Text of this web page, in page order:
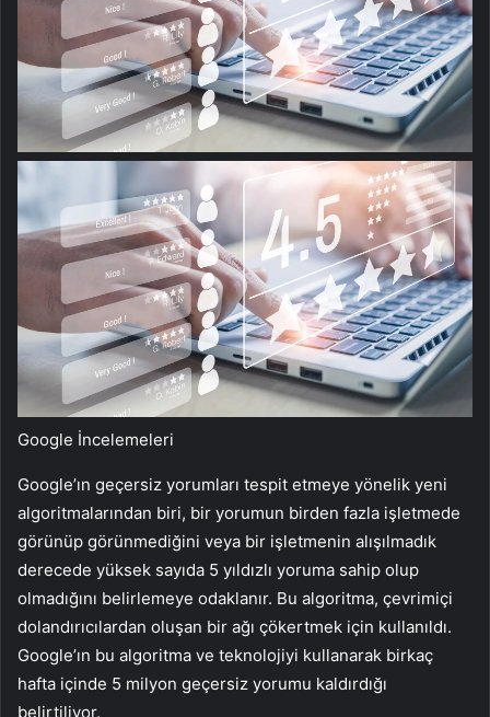
Google İncelemeleri
Google’ın geçersiz yorumları tespit etmeye yönelik yeni
algoritmalarından biri, bir yorumun birden fazla işletmede
görünüp görünmediğini veya bir işletmenin alışılmadık
derecede yüksek sayıda 5 yıldızlı yoruma sahip olup
olmadığını belirlemeye odaklanır. Bu algoritma, çevrimiçi
dolandırıcılardan oluşan bir ağı çökertmek için kullanıldı.
Google’ın bu algoritma ve teknolojiyi kullanarak birkaç
hafta içinde 5 milyon geçersiz yorumu kaldırdığı
belirtiliyor.